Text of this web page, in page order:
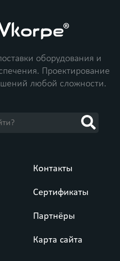
оборудования и
Проектирование
любой сложности.
Контакты
Сертификаты
Партнёры
Карта сайта